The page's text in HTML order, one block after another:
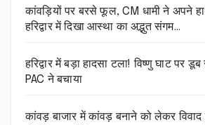
कांवड़ियों पर बरसे फूल, CM धामी ने अपने
हरिद्वार में दिखा आस्था का अद्भुत संगम…
हरिद्वार में बड़ा हादसा टला! विष्णु घाट पर
PAC ने बचाया
कांवड़ बाजार में कांवड़ बनाने को लेकर विवाद